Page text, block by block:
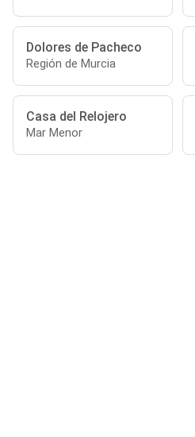
Dolores de Pacheco
Región de Murcia
Casa del Relojero
Mar Menor